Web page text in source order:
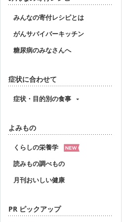
みんなの寄付レシピとは
がんサバイバーキッチン
糖尿病のみなさんへ
症状に合わせて
症状・目的別の食事
よみもの
くらしの栄養学
読みもの調べもの
月刊おいしい健康
PR ピックアップ